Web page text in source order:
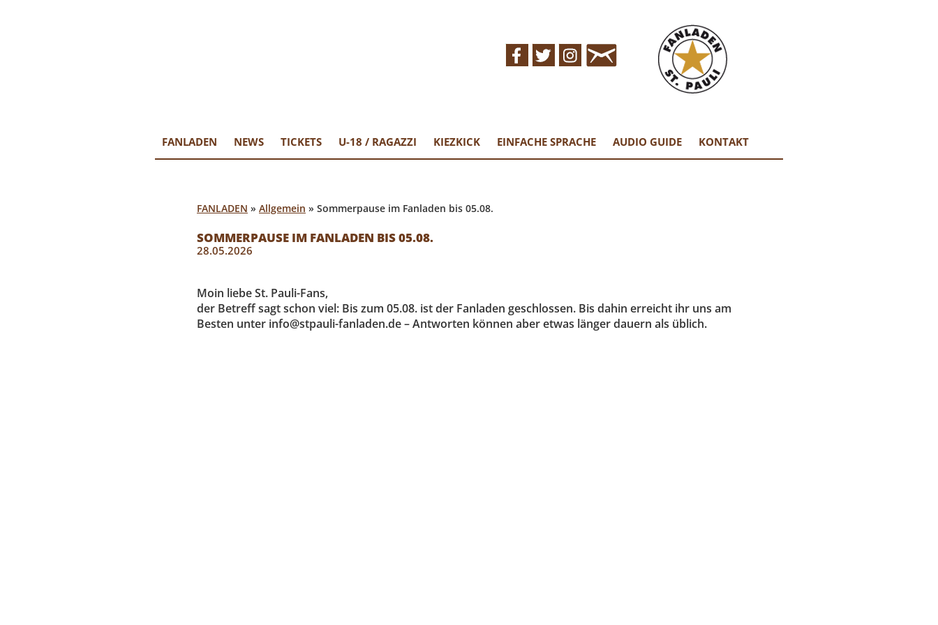
FANLADEN NEWS TICKETS U-18 / RAGAZZI KIEZKICK EINFACHE SPRACHE AUDIO GUIDE KONTAKT
FANLADEN » Allgemein » Sommerpause im Fanladen bis 05.08.
SOMMERPAUSE IM FANLADEN BIS 05.08.
28.05.2026
Moin liebe St. Pauli-Fans,
der Betreff sagt schon viel: Bis zum 05.08. ist der Fanladen geschlossen. Bis dahin erreicht ihr uns am
Besten unter info@stpauli-fanladen.de – Antworten können aber etwas länger dauern als üblich.